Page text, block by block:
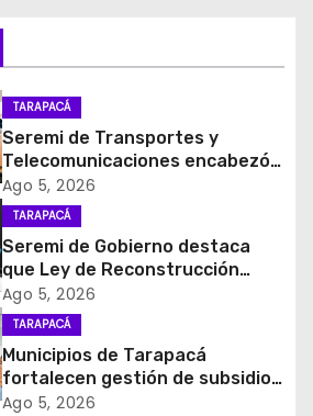
TARAPACÁ
Seremi de Transportes y
Telecomunicaciones encabezó
primera mesa de coordinación
para el retiro de cables en
desuso en Iquique
Ago 5, 2026
TARAPACÁ
Seremi de Gobierno destaca
que Ley de Reconstrucción
Nacional impulsará la inversión
y el empleo en Tarapacá
Ago 5, 2026
TARAPACÁ
Municipios de Tarapacá
fortalecen gestión de subsidios
de agua potable en jornada
Ago 5, 2026